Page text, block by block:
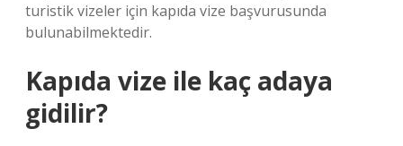
turistik vizeler için kapıda vize başvurusunda
bulunabilmektedir.
Kapıda vize ile kaç adaya
gidilir?